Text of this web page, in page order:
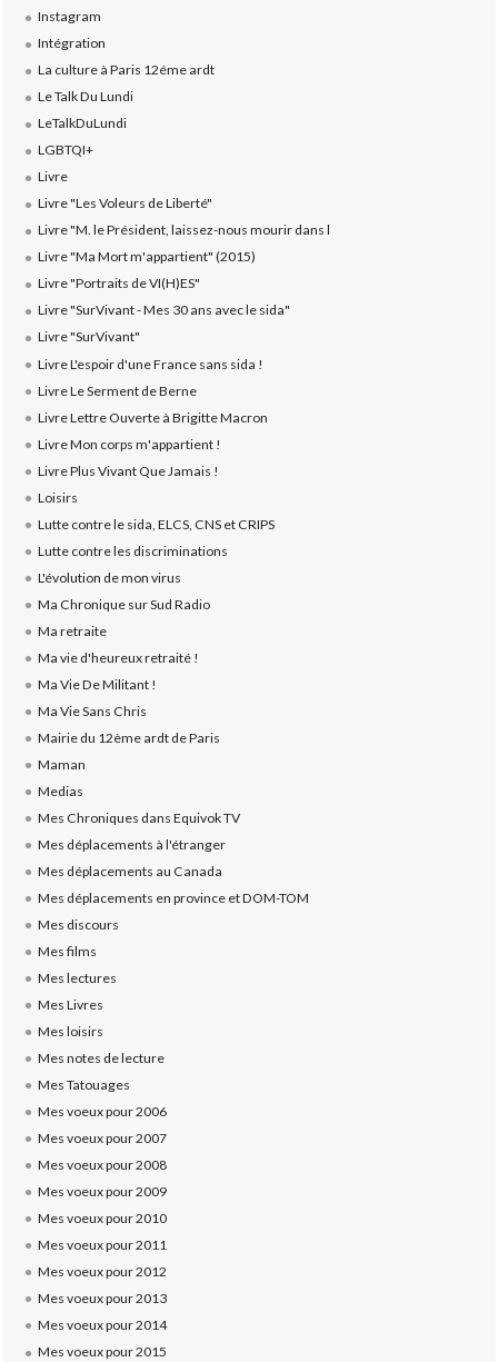
Instagram
Intégration
La culture à Paris 12éme ardt
Le Talk Du Lundi
LeTalkDuLundi
LGBTQI+
Livre
Livre "Les Voleurs de Liberté"
Livre "M. le Président, laissez-nous mourir dans l
Livre "Ma Mort m'appartient" (2015)
Livre "Portraits de VI(H)ES"
Livre "SurVivant - Mes 30 ans avec le sida"
Livre "SurVivant"
Livre L'espoir d'une France sans sida !
Livre Le Serment de Berne
Livre Lettre Ouverte à Brigitte Macron
Livre Mon corps m'appartient !
Livre Plus Vivant Que Jamais !
Loisirs
Lutte contre le sida, ELCS, CNS et CRIPS
Lutte contre les discriminations
L'évolution de mon virus
Ma Chronique sur Sud Radio
Ma retraite
Ma vie d'heureux retraité !
Ma Vie De Militant !
Ma Vie Sans Chris
Mairie du 12ème ardt de Paris
Maman
Medias
Mes Chroniques dans Equivok TV
Mes déplacements à l'étranger
Mes déplacements au Canada
Mes déplacements en province et DOM-TOM
Mes discours
Mes films
Mes lectures
Mes Livres
Mes loisirs
Mes notes de lecture
Mes Tatouages
Mes voeux pour 2006
Mes voeux pour 2007
Mes voeux pour 2008
Mes voeux pour 2009
Mes voeux pour 2010
Mes voeux pour 2011
Mes voeux pour 2012
Mes voeux pour 2013
Mes voeux pour 2014
Mes voeux pour 2015